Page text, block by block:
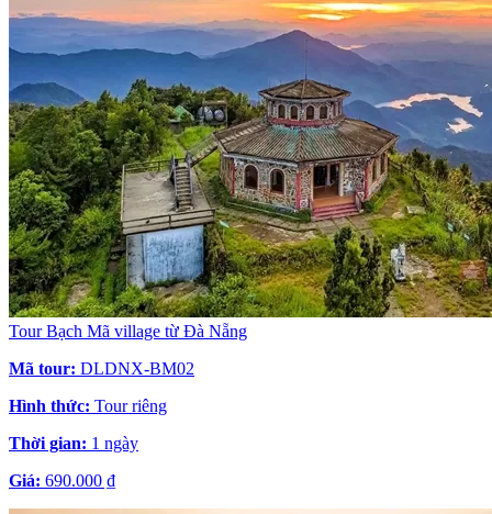
Tour Bạch Mã village từ Đà Nẵng
Mã tour: DLDNX-BM02
Hình thức: Tour riêng
Thời gian: 1 ngày
Giá: 690.000 ₫